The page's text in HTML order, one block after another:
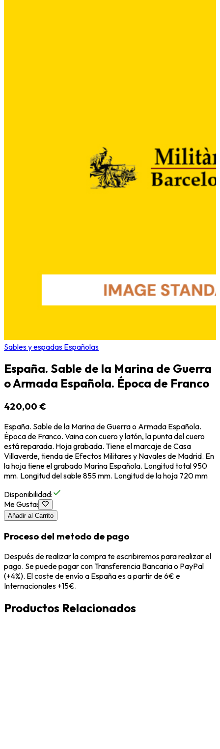
Sables y espadas Españolas
España. Sable de la Marina de Guerra
o Armada Española. Época de Franco
420,00 €
España. Sable de la Marina de Guerra o Armada Española.
Época de Franco. Vaina con cuero y latón, la punta del cuero
está reparada. Hoja grabada. Tiene el marcaje de Casa
Villaverde, tienda de Efectos Militares y Navales de Madrid. En
la hoja tiene el grabado Marina Española. Longitud total 950
mm. Longitud del sable 855 mm. Longitud de la hoja 720 mm
Disponibilidad:
Me Gusta:
Añadir al Carrito
Proceso del metodo de pago
Después de realizar la compra te escribiremos para realizar el
pago. Se puede pagar con Transferencia Bancaria o PayPal
(+4%). El coste de envío a España es a partir de 6€ e
Internacionales +15€.
Productos Relacionados